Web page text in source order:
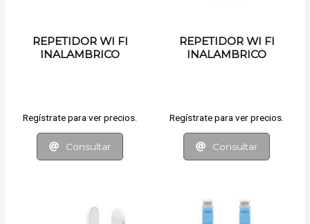
REPETIDOR WI FI
INALAMBRICO
Regístrate para ver precios.
Consultar
REPETIDOR WI FI
INALAMBRICO
Regístrate para ver precios.
Consultar